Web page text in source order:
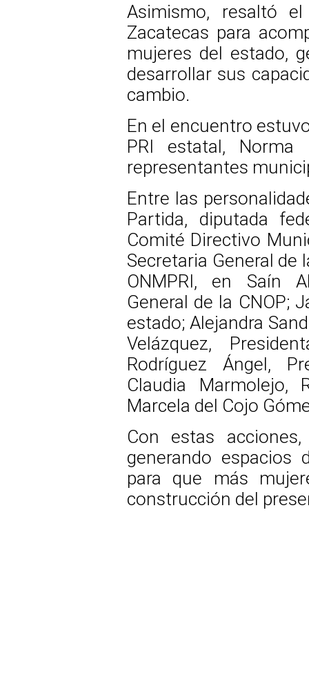
Asimismo, resaltó
Zacatecas para
mujeres del estado,
desarrollar sus
cambio.
En el encuentro
PRI estatal, Norma
representantes
Entre las
Partida, diputada
Comité Directivo
Secretaria General de
ONMPRI, en Saín
General de la CNOP;
estado; Alejandra
Velázquez,
Rodríguez Ángel,
Claudia Marmolejo,
Marcela del Cojo
Con estas
generando espacios
para que más
construcción del